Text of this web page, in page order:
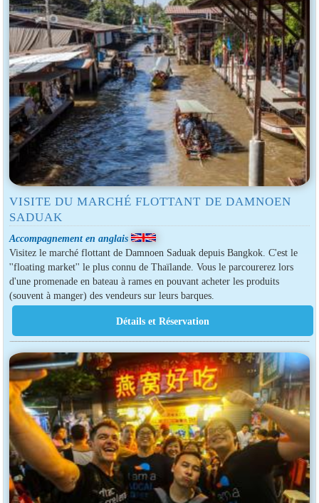
VISITE DU MARCHÉ FLOTTANT DE DAMNOEN
SADUAK
Accompagnement en anglais
Visitez le marché flottant de Damnoen Saduak depuis Bangkok. C'est le
''floating market'' le plus connu de Thaïlande. Vous le parcourerez lors
d'une promenade en bateau à rames en pouvant acheter les produits
(souvent à manger) des vendeurs sur leurs barques.